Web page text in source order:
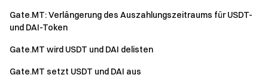
Gate.MT: Verlängerung des Auszahlungszeitraums für USDT-
und DAI-Token
Gate.MT wird USDT und DAI delisten
Gate.MT setzt USDT und DAI aus